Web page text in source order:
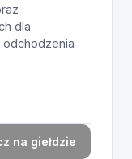
dla
na giełdzie